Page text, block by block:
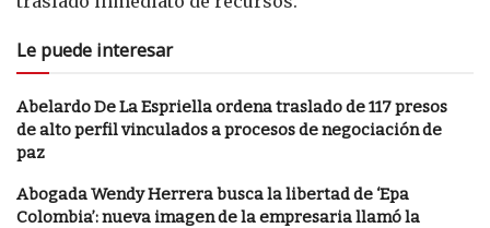
Le puede interesar
Abelardo De La Espriella ordena traslado de 117 presos
de alto perfil vinculados a procesos de negociación de
paz
Abogada Wendy Herrera busca la libertad de ‘Epa
Colombia’: nueva imagen de la empresaria llamó la